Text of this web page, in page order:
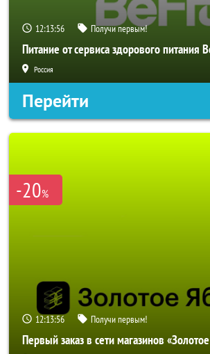
12:13:53 Получи первым!
Питание от сервиса здорового питания
Россия
Перейти
-20%
12:13:53 Получи первым!
Первый заказ в сети магазинов